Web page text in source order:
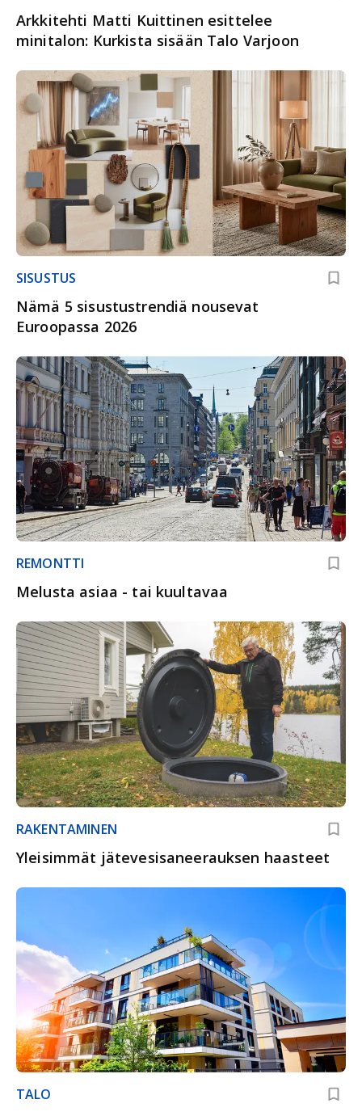
Arkkitehti Matti Kuittinen esittelee
minitalon: Kurkista sisään Talo Varjoon
SISUSTUS
Nämä 5 sisustustrendiä nousevat
Euroopassa 2026
REMONTTI
Melusta asiaa - tai kuultavaa
RAKENTAMINEN
Yleisimmät jätevesisaneerauksen haasteet
TALO